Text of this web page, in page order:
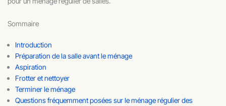
Sommaire
Introduction
Préparation de la salle avant le ménage
Aspiration
Frotter et nettoyer
Terminer le ménage
Questions fréquemment posées sur le ménage régulier des